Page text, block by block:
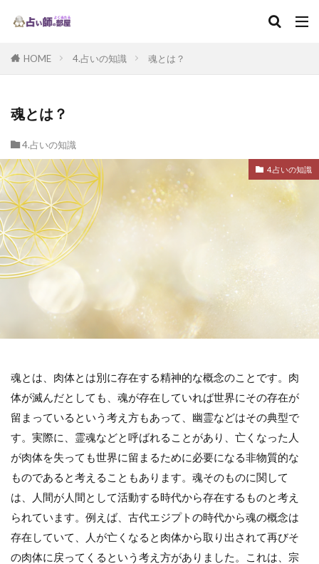
HOME 4.占いの知識 魂とは？
魂とは？
4.占いの知識
4.占いの知識
魂とは、肉体とは別に存在する精神的な概念のことです。肉
体が滅んだとしても、魂が存在していれば世界にその存在が
留まっているという考え方もあって、幽霊などはその典型で
す。実際に、霊魂などと呼ばれることがあり、亡くなった人
が肉体を失っても世界に留まるために必要になる非物質的な
ものであると考えることもあります。魂そのものに関して
は、人間が人間として活動する時代から存在するものと考え
られています。例えば、古代エジプトの時代から魂の概念は
存在していて、人が亡くなると肉体から取り出されて再びそ
の肉体に戻ってくるという考え方がありました。これは、宗